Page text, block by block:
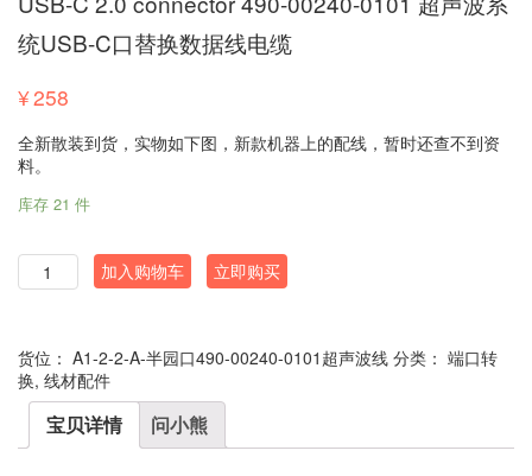
统USB-C口替换数据线电缆
¥258
全新散装到货，实物如下图，新款机器上的配线，暂时还查不到资
料。
库存 21 件
量
加入购物车 立即购买
货位： A1-2-2-A-半园口490-00240-0101超声波线 分类： 端口转
换, 线材配件
宝贝详情 问小熊